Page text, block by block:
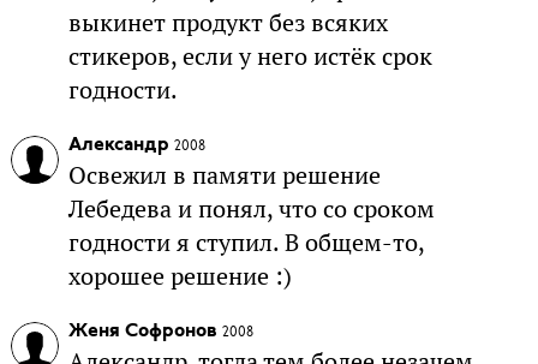
выкинет продукт без всяких
стикеров, если у него истёк срок
годности.
Александр 2008
Освежил в памяти решение
Лебедева и понял, что со сроком
годности я ступил. В общем-то,
хорошее решение :)
Женя Софронов 2008